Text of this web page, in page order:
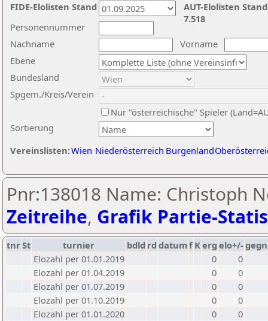
Nachname
Vorname
Ebene
Sortierung
Personennummer
Bundesland
Spgem./Kreis/Verein
Nur "österreichische" Spieler
Vereinslisten:Wien Niederösterreich Burgenland
AUT-Elolisten
7.518
FIDE-Elolisten Stand
Pnr:138018 Name: Christoph
Zeitreihe, Grafik Partie-
tnrSt turnier bdld rd datumf Kerg elo+/-
Elozahl per 01.01.2019
0
0
Elozahl per 01.04.2019
0
0
Elozahl per 01.07.2019
0
0
Elozahl per 01.10.2019
0
0
Elozahl per 01.01.2020
0
0